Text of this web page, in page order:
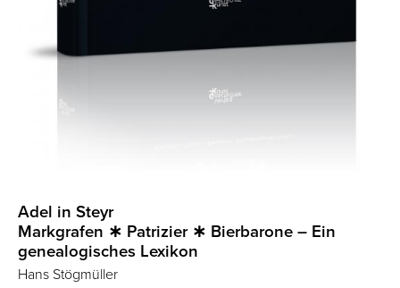
Adel in Steyr
Markgrafen ∗ Patrizier ∗ Bierbarone – Ein
genealogisches Lexikon
Hans Stögmüller